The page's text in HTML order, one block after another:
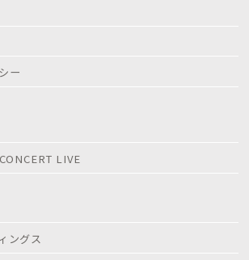
ー
LIVE
ングス